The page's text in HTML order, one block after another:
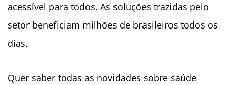
acessível para todos. As soluções trazidas pelo
setor beneficiam milhões de brasileiros todos os
dias.
Quer saber todas as novidades sobre saúde